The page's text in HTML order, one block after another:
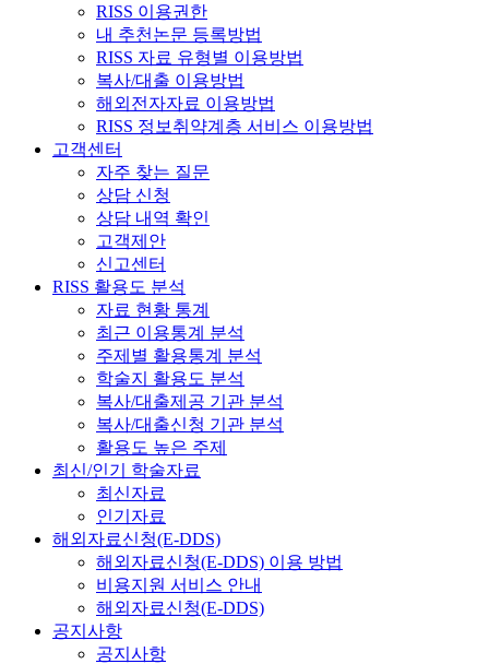
RISS 이용권한
내 추천논문 등록방법
RISS 자료 유형별 이용방법
복사/대출 이용방법
해외전자자료 이용방법
RISS 정보취약계층 서비스 이용방법
고객센터
자주 찾는 질문
상담 신청
상담 내역 확인
고객제안
신고센터
RISS 활용도 분석
자료 현황 통계
최근 이용통계 분석
주제별 활용통계 분석
학술지 활용도 분석
복사/대출제공 기관 분석
복사/대출신청 기관 분석
활용도 높은 주제
최신/인기 학술자료
최신자료
인기자료
해외자료신청(E-DDS)
해외자료신청(E-DDS) 이용 방법
비용지원 서비스 안내
해외자료신청(E-DDS)
공지사항
공지사항